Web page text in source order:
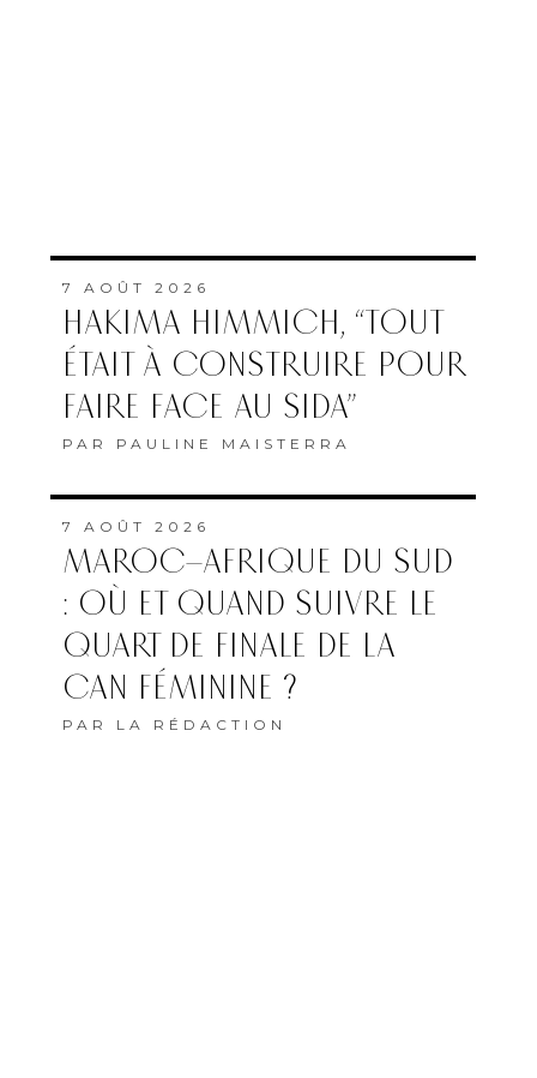
7 AOÛT 2026
HAKIMA HIMMICH, “TOUT
ÉTAIT À CONSTRUIRE POUR
FAIRE FACE AU SIDA”
PAR PAULINE MAISTERRA
7 AOÛT 2026
MAROC–AFRIQUE DU SUD
: OÙ ET QUAND SUIVRE LE
QUART DE FINALE DE LA
CAN FÉMININE ?
PAR LA RÉDACTION